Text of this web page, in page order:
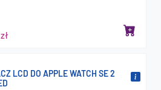
LCD DO APPLE WATCH SE 2